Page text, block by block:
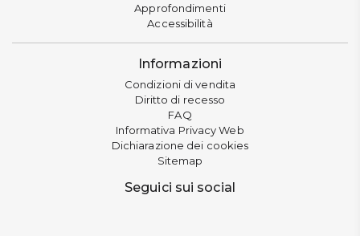
Approfondimenti
Accessibilità
Informazioni
Condizioni di vendita
Diritto di recesso
FAQ
Informativa Privacy Web
Dichiarazione dei cookies
Sitemap
Seguici sui social